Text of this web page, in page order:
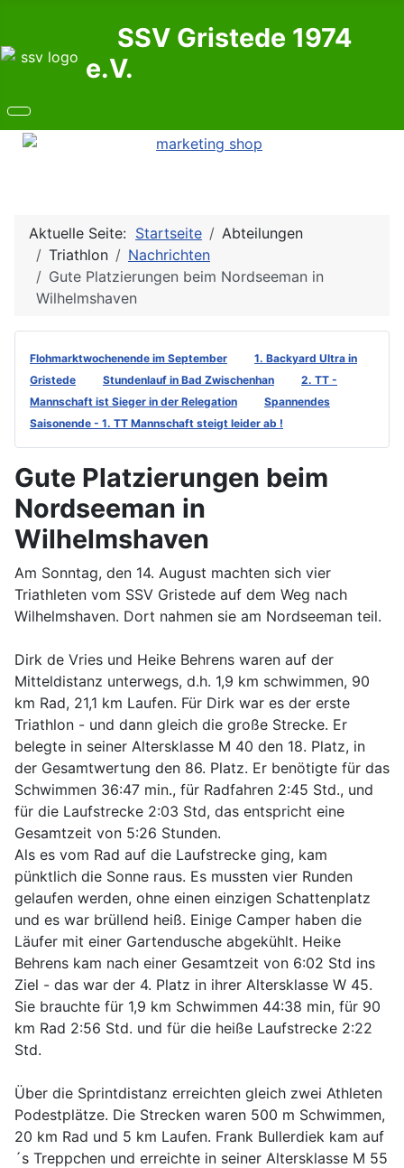
SSV Gristede 1974
e.V.
Aktuelle Seite: Startseite
Abteilungen
Triathlon
Nachrichten
Gute Platzierungen beim Nordseeman in
Wilhelmshaven
Flohmarktwochenende im September
1. Backyard Ultra in
Gristede
Stundenlauf in Bad Zwischenhan
2. TT -
Mannschaft ist Sieger in der Relegation
Spannendes
Saisonende - 1. TT Mannschaft steigt leider ab !
Gute Platzierungen beim
Nordseeman in
Wilhelmshaven
Am Sonntag, den 14. August machten sich vier
Triathleten vom SSV Gristede auf dem Weg nach
Wilhelmshaven. Dort nahmen sie am Nordseeman teil.
Dirk de Vries und Heike Behrens waren auf der
Mitteldistanz unterwegs, d.h. 1,9 km schwimmen, 90
km Rad, 21,1 km Laufen. Für Dirk war es der erste
Triathlon - und dann gleich die große Strecke. Er
belegte in seiner Altersklasse M 40 den 18. Platz, in
der Gesamtwertung den 86. Platz. Er benötigte für das
Schwimmen 36:47 min., für Radfahren 2:45 Std., und
für die Laufstrecke 2:03 Std, das entspricht eine
Gesamtzeit von 5:26 Stunden.
Als es vom Rad auf die Laufstrecke ging, kam
pünktlich die Sonne raus. Es mussten vier Runden
gelaufen werden, ohne einen einzigen Schattenplatz
und es war brüllend heiß. Einige Camper haben die
Läufer mit einer Gartendusche abgekühlt. Heike
Behrens kam nach einer Gesamtzeit von 6:02 Std ins
Ziel - das war der 4. Platz in ihrer Altersklasse W 45.
Sie brauchte für 1,9 km Schwimmen 44:38 min, für 90
km Rad 2:56 Std. und für die heiße Laufstrecke 2:22
Std.
Über die Sprintdistanz erreichten gleich zwei Athleten
Podestplätze. Die Strecken waren 500 m Schwimmen,
20 km Rad und 5 km Laufen. Frank Bullerdiek kam auf
´s Treppchen und erreichte in seiner Altersklasse M 55